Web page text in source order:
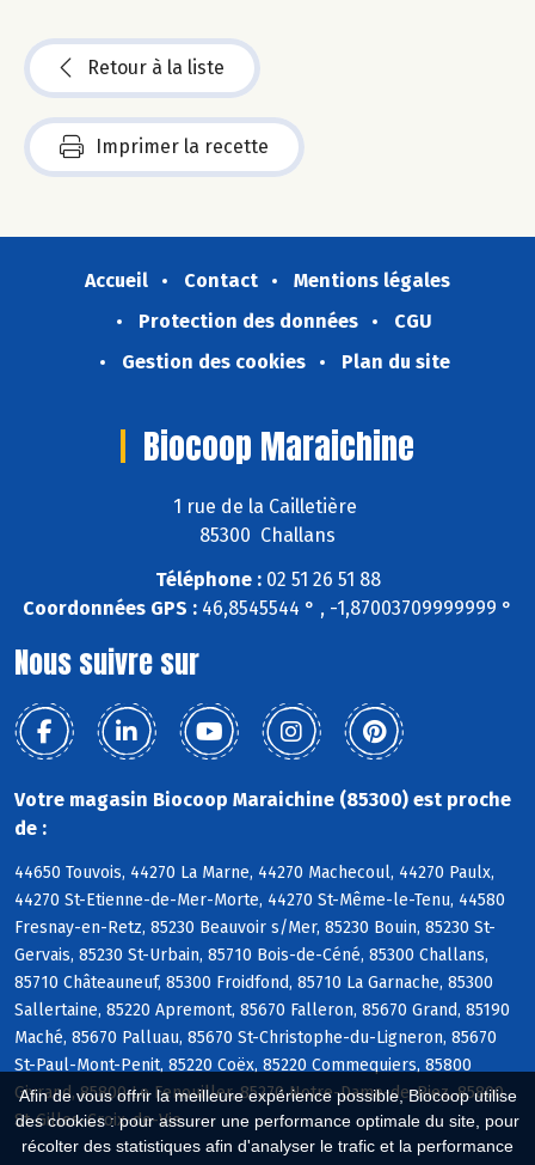
Afin de vous offrir la meilleure expérience possible, Biocoop utilise
des cookies : pour assurer une performance optimale du site, pour
récolter des statistiques afin d'analyser le trafic et la performance
Retour à la liste
Imprimer la recette
Accueil Contact
Mentions légales
Protection des données
CGU
Gestion des cookies
Plan du site
Biocoop Maraichine
1 rue de la Cailletière
85300 Challans
Téléphone :02 51 26 51 88
Coordonnées GPS : 46,8545544 ° , -1,87003709999999 °
Nous suivre sur
Votre magasin Biocoop Maraichine (85300) est proche
de :
44650 Touvois, 44270 La Marne, 44270 Machecoul, 44270 Paulx,
44270 St-Etienne-de-Mer-Morte, 44270 St-Même-le-Tenu, 44580
Fresnay-en-Retz, 85230 Beauvoir s/Mer, 85230 Bouin, 85230 St-
Gervais, 85230 St-Urbain, 85710 Bois-de-Céné, 85300 Challans,
85710 Châteauneuf, 85300 Froidfond, 85710 La Garnache, 85300
Sallertaine, 85220 Apremont, 85670 Falleron, 85670 Grand, 85190
Maché, 85670 Palluau, 85670 St-Christophe-du-Ligneron, 85670
St-Paul-Mont-Penit, 85220 Coëx, 85220 Commequiers, 85800
Givrand, 85800 Le Fenouiller, 85270 Notre-Dame-de-Riez, 85800
St-Gilles-Croix-de-Vie